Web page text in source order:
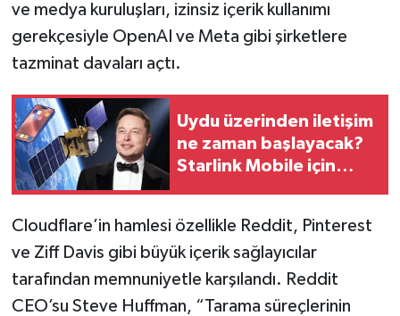
ve medya kuruluşları, izinsiz içerik kullanımı
gerekçesiyle OpenAI ve Meta gibi şirketlere
tazminat davaları açtı.
Uydu üzerinden iletişim
ne zaman başlayacak?
Starlink Mobile için
Cloudflare’in hamlesi özellikle Reddit, Pinterest
ve Ziff Davis gibi büyük içerik sağlayıcılar
tarafından memnuniyetle karşılandı. Reddit
CEO’su Steve Huffman, “Tarama süreçlerinin
Simav
Siyaset
Spor
Tavşanlı
Teknoloji
Türkiye
Video Galeri